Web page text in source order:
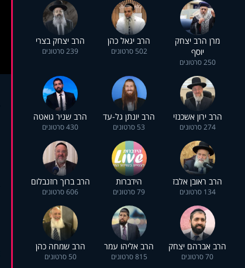
מרן הרב יצחק
יוסף
250 סרטונים
הרב יגאל כהן
502 סרטונים
הרב יצחק בצרי
239 סרטונים
הרב ירון אשכנזי
274 סרטונים
הרב יונתן גל-עד
53 סרטונים
הרב שניר גואטה
430 סרטונים
הרב ראובן אלבז
134 סרטונים
הידברות
79 סרטונים
הרב ברוך רוזנבלום
606 סרטונים
הרב אברהם יצחק
70 סרטונים
הרב אליהו עמר
815 סרטונים
הרב שמחה כהן
50 סרטונים